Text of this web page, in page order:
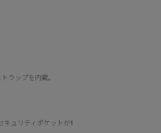
ラップを内蔵。
キュリティポケットが1